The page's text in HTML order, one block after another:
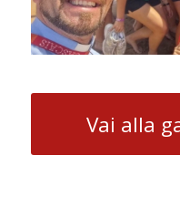
Vai alla